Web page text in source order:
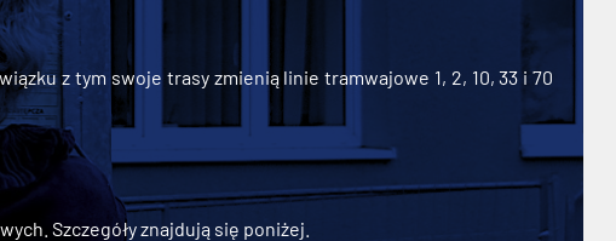
z tym swoje trasy zmienią linie tramwajowe 1, 2, 10, 33 i 70
Szczegóły znajdują się poniżej.